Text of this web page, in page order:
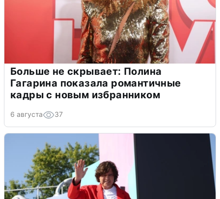
Больше не скрывает: Полина
Гагарина показала романтичные
кадры с новым избранником
6 августа 37